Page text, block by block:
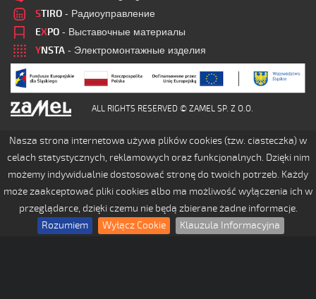
STIRO - Радиоуправление
EXPO - Выставочные материалы
YNSTA - Электромонтажные изделия
ALL RIGHTS RESERVED © ZAMEL SP. Z O.O.
Nasza strona internetowa używa plików cookies (tzw. ciasteczka) w
celach statystycznych, reklamowych oraz funkcjonalnych. Dzięki nim
możemy indywidualnie dostosować stronę do twoich potrzeb. Każdy
może zaakceptować pliki cookies albo ma możliwość wyłączenia ich w
przeglądarce, dzięki czemu nie będą zbierane żadne informacje.
Rozumiem
Wyłącz Cookie Klauzula Informacyjna